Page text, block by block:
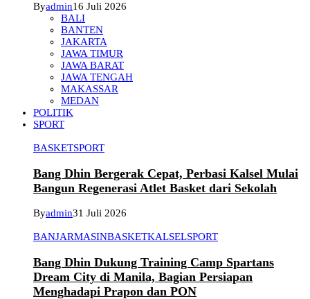
Byadmin16 Juli 2026
BALI
BANTEN
JAKARTA
JAWA TIMUR
JAWA BARAT
JAWA TENGAH
MAKASSAR
MEDAN
POLITIK
SPORT
BASKETSPORT
Bang Dhin Bergerak Cepat, Perbasi Kalsel Mulai
Bangun Regenerasi Atlet Basket dari Sekolah
Byadmin31 Juli 2026
BANJARMASINBASKETKALSELSPORT
Bang Dhin Dukung Training Camp Spartans
Dream City di Manila, Bagian Persiapan
Menghadapi Prapon dan PON